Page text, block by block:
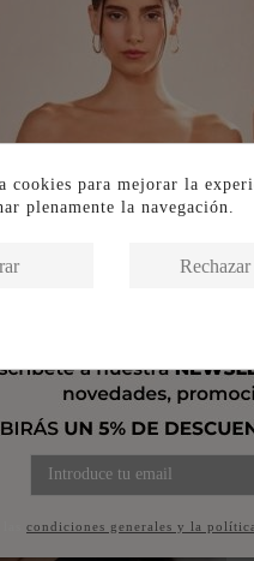
TIENDA FÍSICA
CIRCULARES
IRREGULARES
condiciones generales y la
cookies para mejorar la
plenamente la navegación.